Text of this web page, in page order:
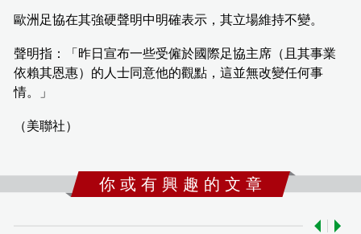
歐洲足協在其強硬聲明中明確表示，其立場維持不變。
聲明指：「昨日宣布一些受僱於國際足協主席（且其事業
依賴其恩惠）的人士同意他的觀點，這並無改變任何事
情。」
（美聯社）
你 或 有 興 趣 的 文 章